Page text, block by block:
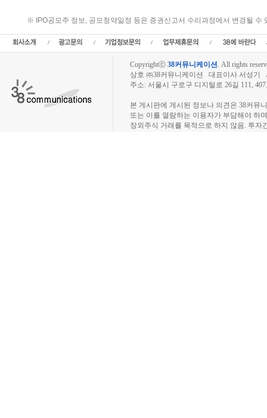
※ IPO공모주 정보, 공모청약일정 등은 증권신고서 수리과정에서 변경될
Copyrightⓒ 38커뮤니케이션. All rights
상호 ㈜38커뮤니케이션 대표이사 서성기
주소: 서울시 구로구 디지털로 26길 111,
본 게시판에 게시된 정보나 의견은 38커뮤
또는 이를 열람하는 이용자가 부담해야 하
장외주식 거래를 목적으로 하지 않음. 투